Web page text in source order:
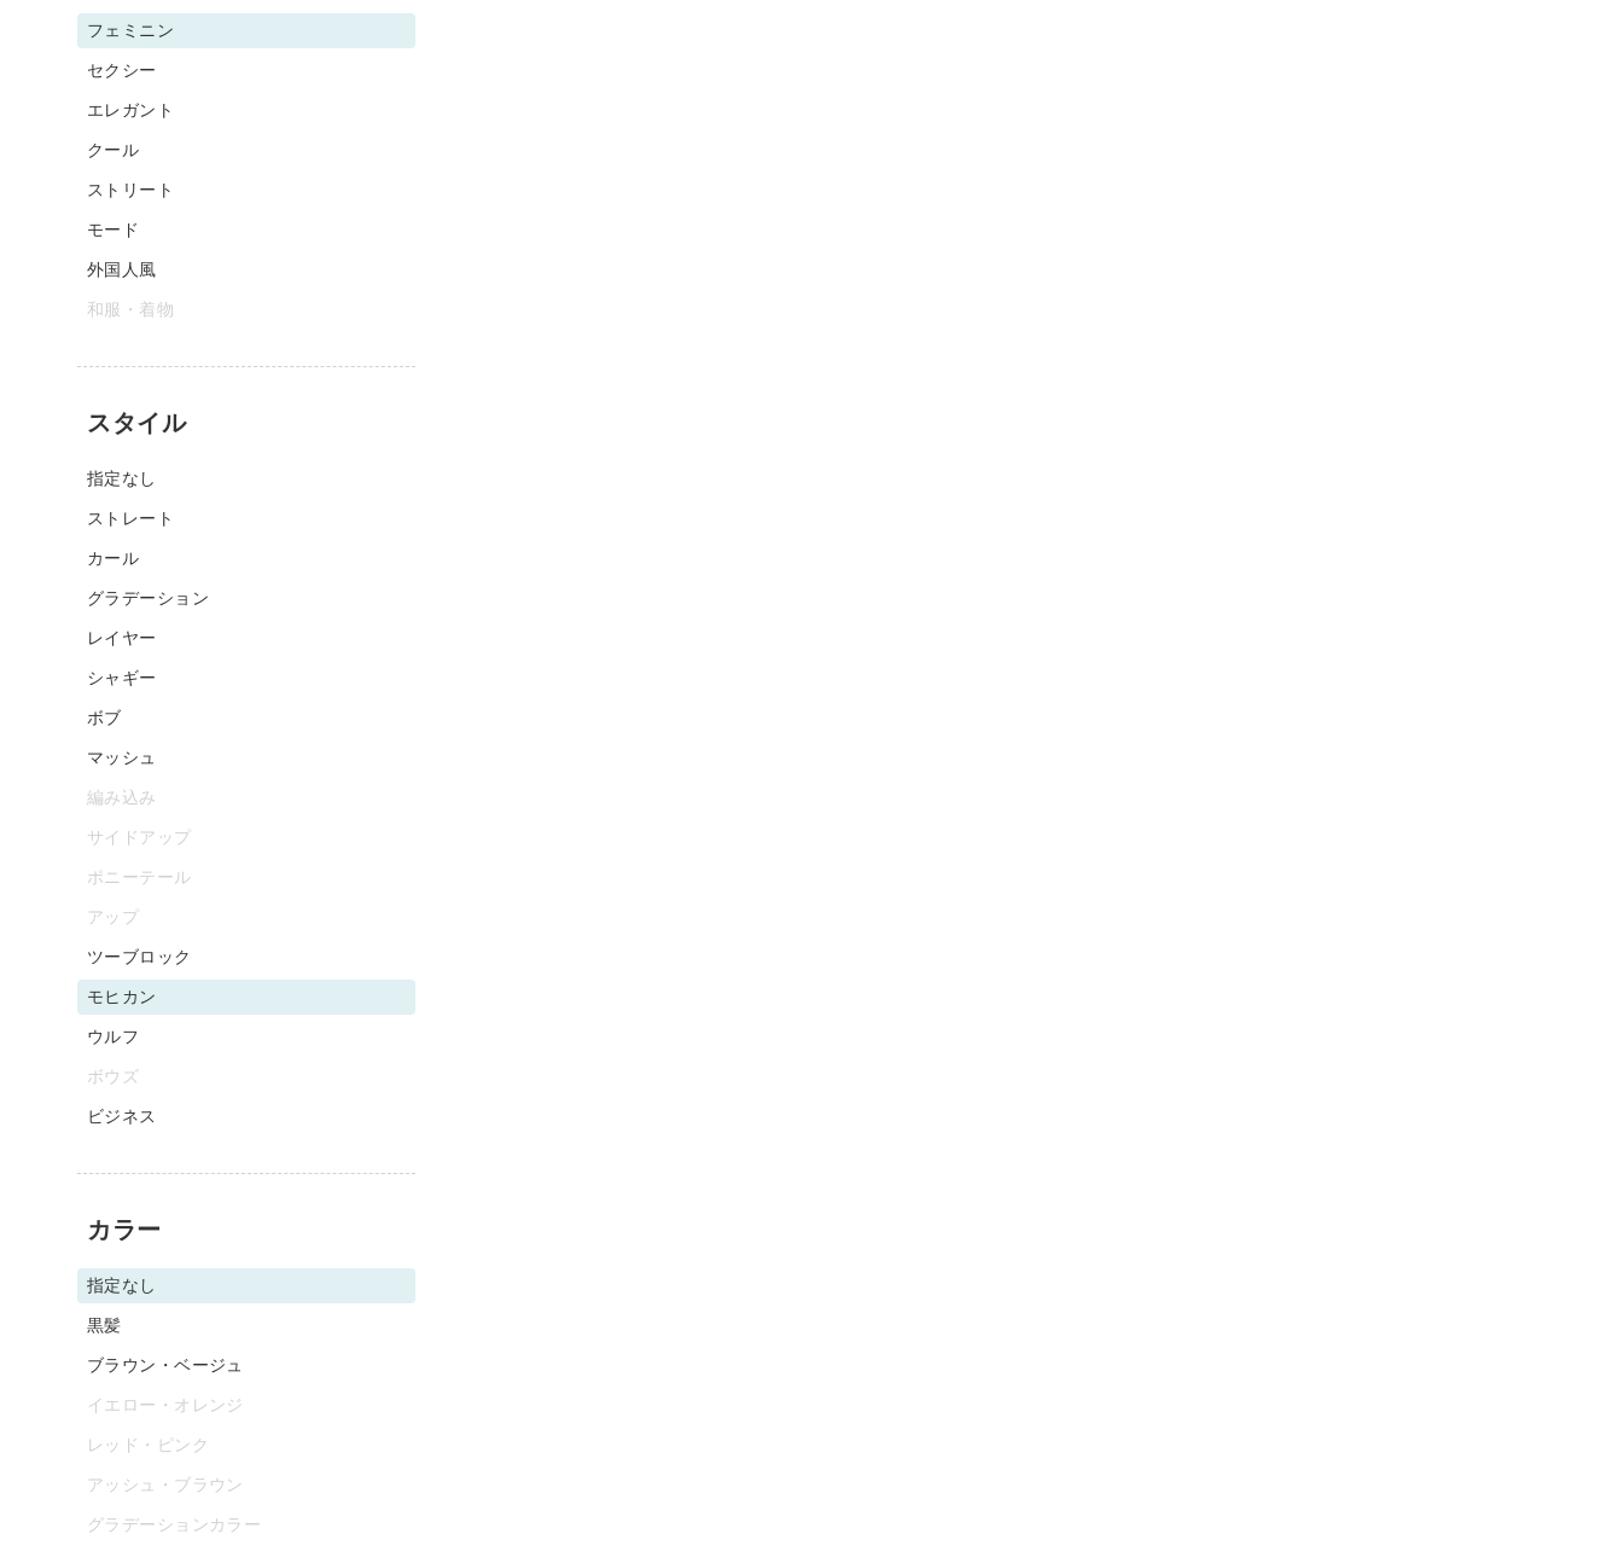
フェミニン
セクシー
エレガント
クール
ストリート
モード
外国人風
和服・着物
スタイル
指定なし
ストレート
カール
グラデーション
レイヤー
シャギー
ボブ
マッシュ
編み込み
サイドアップ
ポニーテール
アップ
ツーブロック
モヒカン
ウルフ
ボウズ
ビジネス
カラー
指定なし
黒髪
ブラウン・ベージュ
イエロー・オレンジ
レッド・ピンク
アッシュ・ブラウン
グラデーションカラー